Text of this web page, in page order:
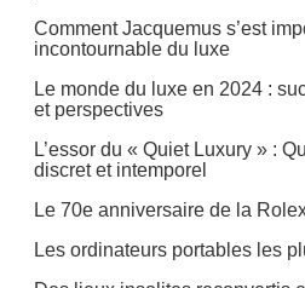
Comment Jacquemus s’est
incontournable du luxe
Le monde du luxe en 2024 :
et perspectives
L’essor du « Quiet Luxury » :
discret et intemporel
Le 70e anniversaire de la
Les ordinateurs portables les